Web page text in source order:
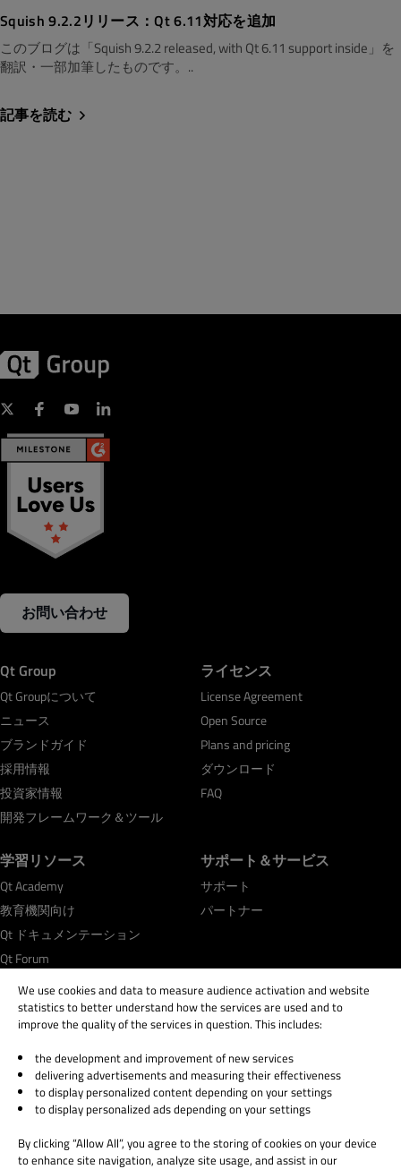
Squish 9.2.2リリース：Qt 6.11対応を追加
このブログは「Squish 9.2.2 released, with Qt 6.11 support inside」を
翻訳・一部加筆したものです。..
記事を読む
お問い合わせ
Qt Group
Qt Groupについて
ニュース
ブランドガイド
採用情報
投資家情報
開発フレームワーク＆ツール
ライセンス
License Agreement
Open Source
Plans and pricing
ダウンロード
FAQ
学習リソース
Qt Academy
教育機関向け
Qt ドキュメンテーション
Qt Forum
サポート＆サービス
サポート
パートナー
© 2026 The Qt Company
Legal Notice
Privacy and Cookie Policy
Trust Center
We use cookies and data to measure audience activation and website
statistics to better understand how the services are used and to
improve the quality of the services in question. This includes:
the development and improvement of new services
delivering advertisements and measuring their effectiveness
to display personalized content depending on your settings
to display personalized ads depending on your settings
By clicking “Allow All”, you agree to the storing of cookies on your device
to enhance site navigation, analyze site usage, and assist in our